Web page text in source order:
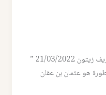
” الاسطورة في الاسلام ” د.جوزيف زيتون 21/03/2022 ”
الاسلام ” 1-الأسطورة هو عثمان بن عفان